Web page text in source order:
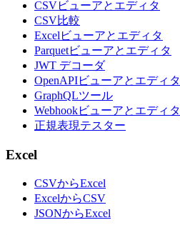
CSVビューアとエディタ
CSV比較
Excelビューアとエディタ
Parquetビューアとエディタ
JWT デコーダ
OpenAPIビューアとエディタ
GraphQLツール
Webhookビューアとエディタ
正規表現テスター
Excel
CSVからExcel
ExcelからCSV
JSONからExcel